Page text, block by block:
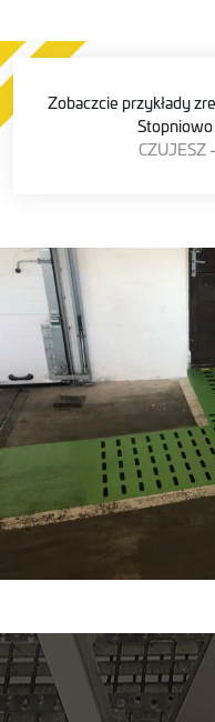
Zobaczcie przykłady
Stopniowo
CZUJESZ